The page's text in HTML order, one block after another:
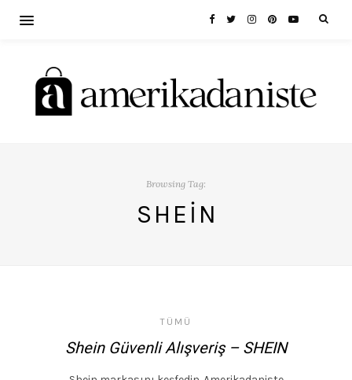
Browsing Tag:
SHEIN
TÜMÜ
Shein Güvenli Alışveriş – SHEIN